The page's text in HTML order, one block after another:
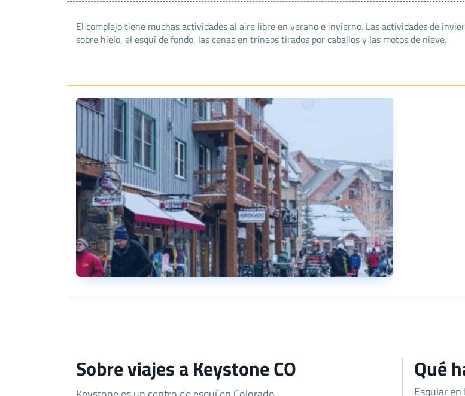
El complejo tiene muchas actividades al aire libre en verano e invierno. Las actividades de
sobre hielo, el esquí de fondo, las cenas en trineos tirados por caballos y las motos de nieve.
Sobre viajes a Keystone CO Qué
Esquiar